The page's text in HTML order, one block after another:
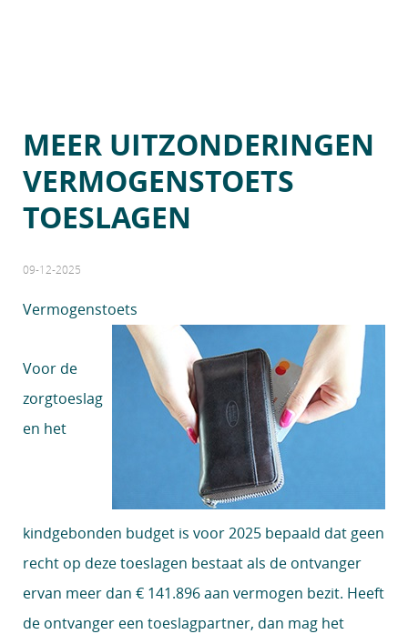
MEER UITZONDERINGEN
VERMOGENSTOETS
TOESLAGEN
09-12-2025
Vermogenstoets
Voor de
zorgtoeslag
en het
kindgebonden budget is voor 2025 bepaald dat geen
recht op deze toeslagen bestaat als de ontvanger
ervan meer dan € 141.896 aan vermogen bezit. Heeft
de ontvanger een toeslagpartner, dan mag het